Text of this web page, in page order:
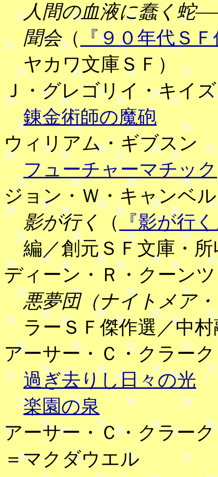
人間の血液に蠢く蛇
聞会（
『９０年代Ｓ
ヤカワ文庫ＳＦ）
Ｊ・グレゴリイ・キイズ
錬金術師の魔砲
ウィリアム・ギブスン
フューチャーマチック
ジョン・Ｗ・キャンベ
影が行く
（ 『影が行
編／創元ＳＦ文庫・所
ディーン・Ｒ・クーンツ
悪夢団（ナイトメア
ラーＳＦ傑作選／中
アーサー・Ｃ・クラーク
過ぎ去りし日々の光
楽園の泉
アーサー・Ｃ・クラー
＝マクダウエル